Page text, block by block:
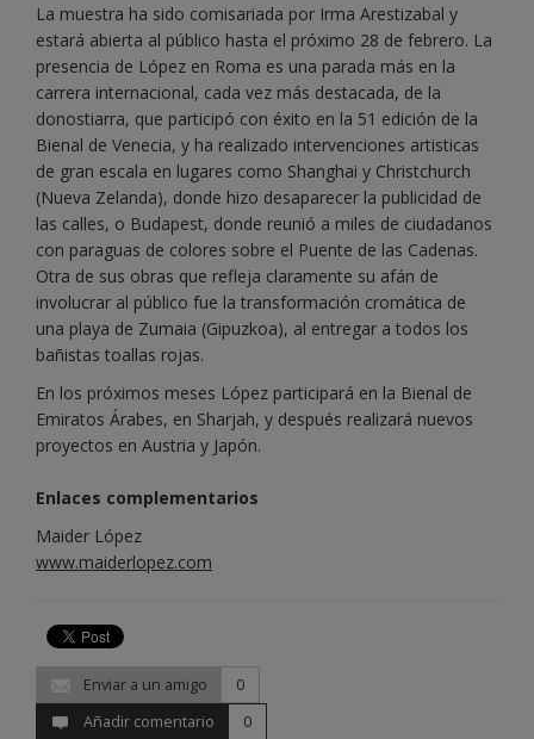
La muestra ha sido comisariada por Irma Arestizabal y
estará abierta al público hasta el próximo 28 de febrero. La
presencia de López en Roma es una parada más en la
carrera internacional, cada vez más destacada, de la
donostiarra, que participó con éxito en la 51 edición de la
Bienal de Venecia, y ha realizado intervenciones artisticas
de gran escala en lugares como Shanghai y Christchurch
(Nueva Zelanda), donde hizo desaparecer la publicidad de
las calles, o Budapest, donde reunió a miles de ciudadanos
con paraguas de colores sobre el Puente de las Cadenas.
Otra de sus obras que refleja claramente su afán de
involucrar al público fue la transformación cromática de
una playa de Zumaia (Gipuzkoa), al entregar a todos los
bañistas toallas rojas.
En los próximos meses López participará en la Bienal de
Emiratos Árabes, en Sharjah, y después realizará nuevos
proyectos en Austria y Japón.
Enlaces complementarios
Maider López
www.maiderlopez.com
Enviar a un amigo
0
Añadir comentario
0